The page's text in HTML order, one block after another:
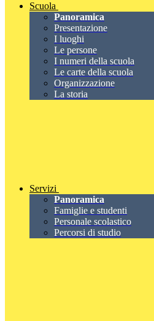
Scuola
Panoramica
Presentazione
I luoghi
Le persone
I numeri della scuola
Le carte della scuola
Organizzazione
La storia
Servizi
Panoramica
Famiglie e studenti
Personale scolastico
Percorsi di studio